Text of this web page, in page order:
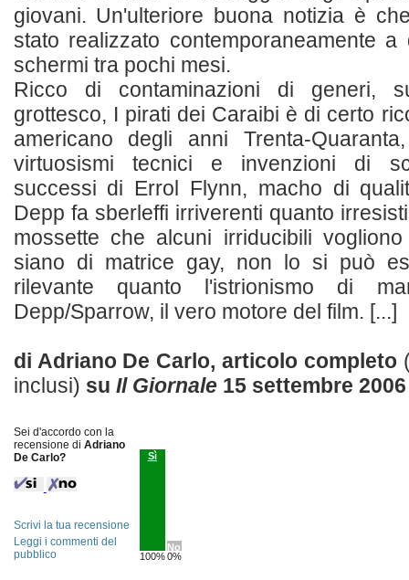
giovani. Un'ulteriore buona notizia è
stato realizzato contemporaneamente
schermi tra pochi mesi.
Ricco di contaminazioni di generi,
grottesco, I pirati dei Caraibi è di certo
americano degli anni Trenta-
virtuosismi tecnici e invenzioni di
successi di Errol Flynn, macho di
Depp fa sberleffi irriverenti quanto
mossette che alcuni irriducibili
siano di matrice gay, non lo si può
rilevante quanto l'istrionismo di
Depp/Sparrow, il vero motore del film. [...]
di Adriano De Carlo, articolo completo
inclusi) su Il Giornale15 settembre 2006
Sei d'accordo con la
recensione di Adriano
De Carlo?
Sì
100%
No
0%
Scrivi la tua recensione
Leggi i commenti del
pubblico